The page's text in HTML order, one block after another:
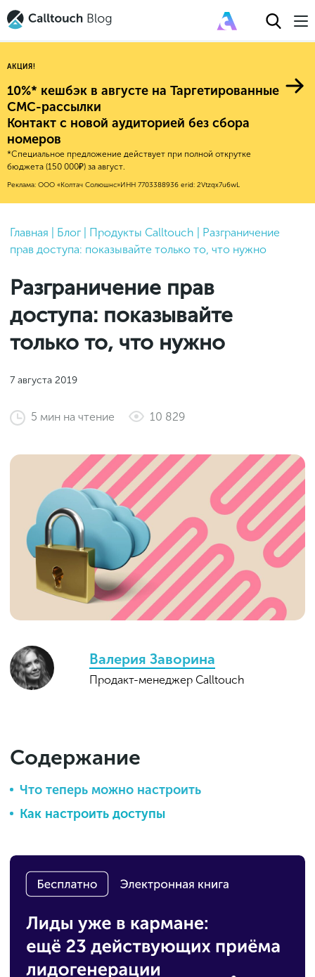
Авторитейл
Финансы
Е-коммерс
Недвижимость
HoReCa
Бьюти
Услуги
Фитнес
2025
2024
2022
2021
2020
2018
2017
2016
Новые продукты
Эксплейнеры
Обновления продуктов Calltouch
Обучение работы с инструментами
Calltouch
Индекс здоровья российского
Mental Health
Привлечение
Конверсия
Аналитика
Финансы и бухгалтерия
Законы и документы
Старт и идеи
Инструменты и сервисы
Словарь маркетолога
Callday
MeetUp
АКЦИЯ!
10%* кешбэк в августе на Таргетированные
СМС-рассылки
Контакт с новой аудиторией без сбора
номеров
*Специальное предложение действует при полной открутке
бюджета (150 000₽) за август.
Реклама: ООО «Колтач Солюшнс»ИНН 7703388936 erid: 2Vtzqx7u6wL
Главная Блог Продукты Calltouch
Разграничение
прав доступа: показывайте только то, что нужно
Разграничение прав
доступа: показывайте
только то, что нужно
7 августа 2019
5 мин на чтение 10 829
Валерия Заворина
Продакт-менеджер Calltouch
Содержание
Что теперь можно настроить
Как настроить доступы